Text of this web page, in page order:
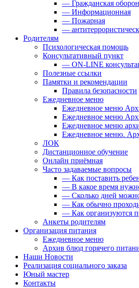
— Гражданская
— Информационная
— Пожарная
—
Родителям
Психологическая помощь
Консультативный пункт
— ON-LINE
Полезные ссылки
Памятки и рекомендации
Правила безопасности
Ежедневное меню
Ежедневное меню
Ежедневное меню
Ежедневное меню
Ежедневное меню.
ЛОК
Дистанционное обучение
Онлайн приёмная
Часто задаваемые вопросы
— Как поставить
— В какое время
— Сколько дней можно
— Как обычно
— Как организуются
Анкеты родителям
Организация питания
Ежедневное меню
Архив блюд горячего
Наши Новости
Реализация социального заказа
Юный мастер
Контакты